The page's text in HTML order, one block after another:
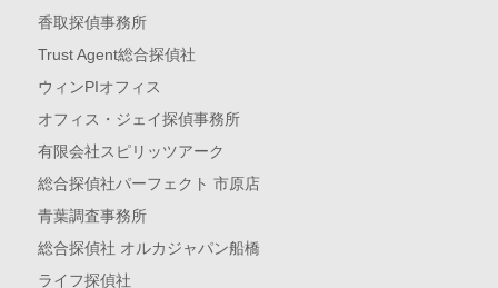
香取探偵事務所
Trust Agent総合探偵社
ウィンPIオフィス
オフィス・ジェイ探偵事務所
有限会社スピリッツアーク
総合探偵社パーフェクト 市原店
青葉調査事務所
総合探偵社 オルカジャパン船橋
ライフ探偵社